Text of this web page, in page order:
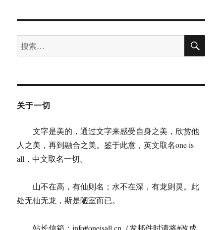
搜
索：
搜
关于一切
文字是美的，通过文字来感受自身之美，欣赏他
人之美，再到融合之美。鉴于此意，英文取名one is
all，中文取名一切。
山不在高，有仙则名；水不在深，有龙则灵。此
处无仙无龙，斯是陋室而已。
站长信箱：info#oneisall.cn（发邮件时请将#改成